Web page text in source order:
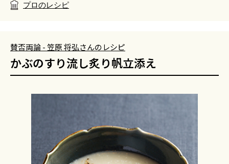
プロのレシピ
賛否両論 - 笠原 将弘さんのレシピ
かぶのすり流し炙り帆立添え